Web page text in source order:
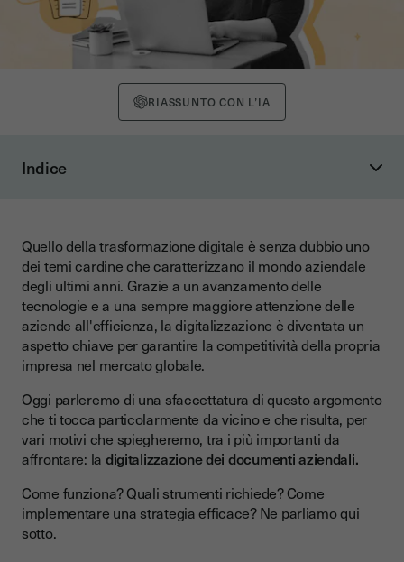
RIASSUNTO CON L’IA
Indice
Guida passo-passo alla digitalizzazione dei documenti
Digitalizzazione dei documenti aziendali e normativa
La firma elettronica di Youtrust per la trasformazione digitale
dei tuoi documenti aziendali
Quello della trasformazione digitale è senza dubbio uno
dei temi cardine che caratterizzano il mondo aziendale
degli ultimi anni. Grazie a un avanzamento delle
tecnologie e a una sempre maggiore attenzione delle
aziende all'efficienza, la digitalizzazione è diventata un
aspetto chiave per garantire la competitività della propria
impresa nel mercato globale.
Oggi parleremo di una sfaccettatura di questo argomento
che ti tocca particolarmente da vicino e che risulta, per
vari motivi che spiegheremo, tra i più importanti da
affrontare: la digitalizzazione dei documenti aziendali.
Come funziona? Quali strumenti richiede? Come
implementare una strategia efficace? Ne parliamo qui
sotto.